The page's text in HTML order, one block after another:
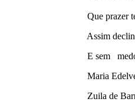
Que prazer tenho
Assim declinar, tudo
E sem medo de
Maria Edelves
Zuila de Barros Vila,